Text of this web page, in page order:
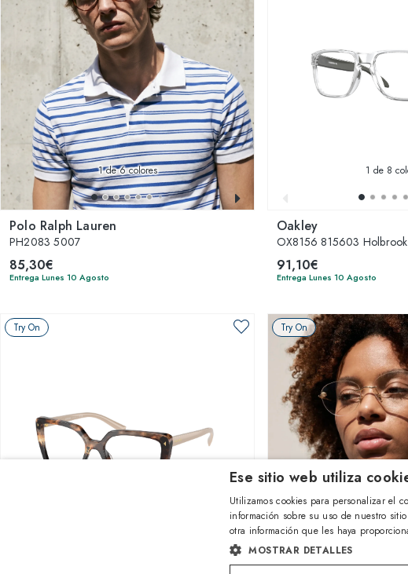
1de 6 colores
Polo Ralph Lauren
PH2083 5007
85,30€
Entrega Lunes 10 Agosto
1 de 8
Oakley
OX8156 815603
91,10€
Entrega Lunes 10 Agosto
Try On Try On
Ese sitio web utiliza
Utilizamos cookies para personalizar el
información sobre su uso de nuestro
otra información que les haya
MOSTRAR DETALLES